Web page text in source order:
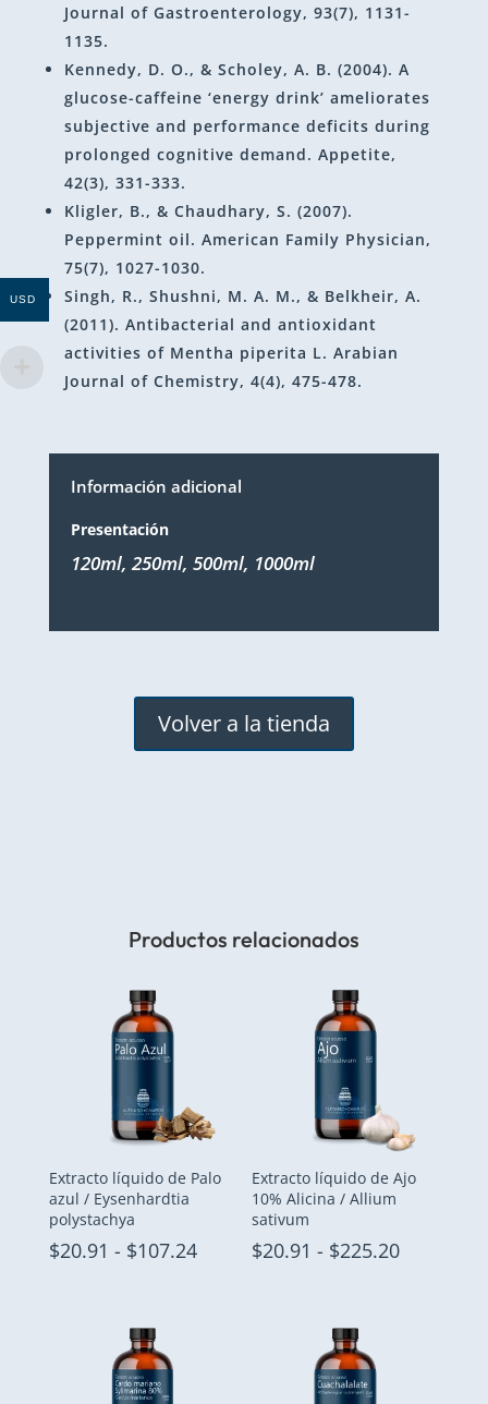
Journal of Gastroenterology, 93(7), 1131-
1135.
Kennedy, D. O., & Scholey, A. B. (2004). A
glucose-caffeine ‘energy drink’ ameliorates
subjective and performance deficits during
prolonged cognitive demand. Appetite,
42(3), 331-333.
Kligler, B., & Chaudhary, S. (2007).
Peppermint oil. American Family Physician,
75(7), 1027-1030.
Singh, R., Shushni, M. A. M., & Belkheir, A.
(2011). Antibacterial and antioxidant
activities of Mentha piperita L. Arabian
Journal of Chemistry, 4(4), 475-478.
Información adicional
Presentación
120ml, 250ml, 500ml, 1000ml
Volver a la tienda
Productos relacionados
Extracto líquido de Palo
azul / Eysenhardtia
polystachya
$20.91 - $107.24Rango
Extracto líquido de Ajo
10% Alicina / Allium
sativum
$20.91 - $225.20Rango
USD